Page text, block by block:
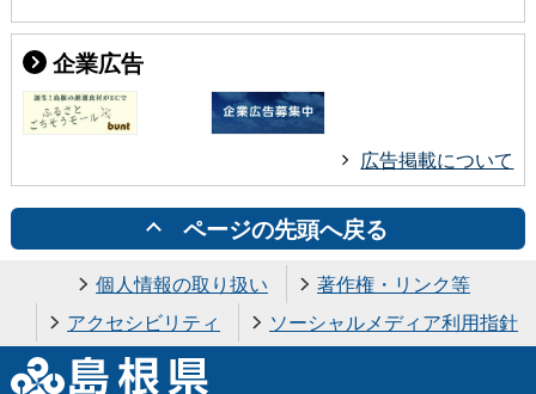
企業広告
広告掲載について
ページの先頭へ戻る
個人情報の取り扱い
著作権・リンク等
アクセシビリティ
ソーシャルメディア利用指針